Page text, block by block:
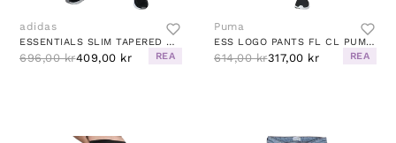
adidas
ESSENTIALS SLIM TAPERED CUFFED PANT MEDIUM GREY HEATHER / WHITE
696,00 kr409,00 kr REA
Puma
ESS LOGO PANTS FL CL PUMA BLACK
614,00 kr317,00 kr REA